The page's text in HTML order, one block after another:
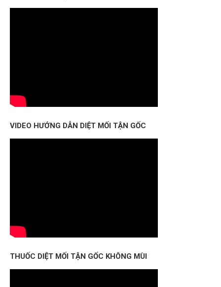
VIDEO HƯỚNG DẪN DIỆT MỐI TẬN GỐC
THUỐC DIỆT MỐI TẬN GỐC KHÔNG MÙI